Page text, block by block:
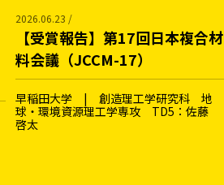
2026.06.23 /
【受賞報告】第17回日本複合材
料会議（JCCM-17）
早稲田大学 | 創造理工学研究科 地
球・環境資源理工学専攻 TD5：佐藤
啓太